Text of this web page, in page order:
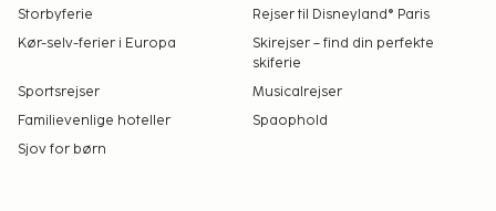
Storbyferie
Rejser til Disneyland® Paris
Kør-selv-ferier i Europa
Skirejser – find din perfekte
skiferie
Sportsrejser
Musicalrejser
Familievenlige hoteller
Spaophold
Sjov for børn